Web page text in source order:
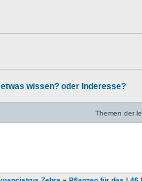
wissen? oder Inderesse?
Themen der